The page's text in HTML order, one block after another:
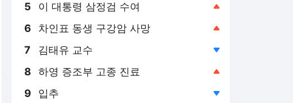
5 이 대통령 삼정검 수여
6 차인표 동생 구강암 사망
7 김태유 교수
8 하영 증조부 고종 진료
9 입추